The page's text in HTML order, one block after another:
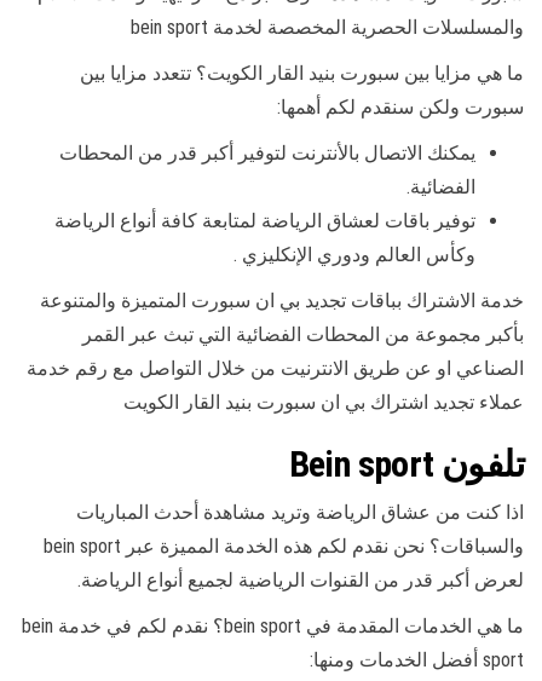
والمسلسلات الحصرية المخصصة لخدمة bein sport
ما هي مزايا بين سبورت بنيد القار الكويت؟ تتعدد مزايا بين
سبورت ولكن سنقدم لكم أهمها:
يمكنك الاتصال بالأنترنت لتوفير أكبر قدر من المحطات
الفضائية.
توفير باقات لعشاق الرياضة لمتابعة كافة أنواع الرياضة
وكأس العالم ودوري الإنكليزي .
خدمة الاشتراك بباقات تجديد بي ان سبورت المتميزة والمتنوعة
بأكبر مجموعة من المحطات الفضائية التي تبث عبر القمر
الصناعي او عن طريق الانترنيت من خلال التواصل مع رقم خدمة
عملاء تجديد اشتراك بي ان سبورت بنيد القار الكويت
تلفون Bein sport
اذا كنت من عشاق الرياضة وتريد مشاهدة أحدث المباريات
والسباقات؟ نحن نقدم لكم هذه الخدمة المميزة عبر bein sport
لعرض أكبر قدر من القنوات الرياضية لجميع أنواع الرياضة.
ما هي الخدمات المقدمة في bein sport؟ نقدم لكم في خدمة bein
sport أفضل الخدمات ومنها: